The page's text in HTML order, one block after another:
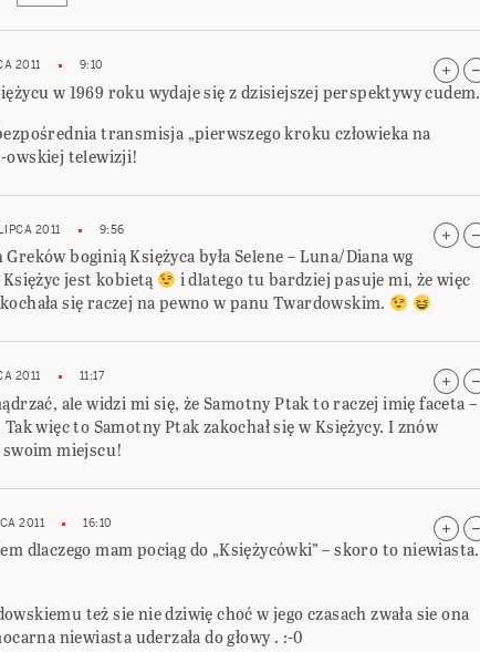
2011 9:10
w 1969 roku wydaje się z dzisiejszej perspektywy cudem.
transmisja „pierwszego kroku człowieka na
owskiej telewizji!
2011 9:56
boginią Księżyca była Selene – Luna/Diana wg
jest kobietą
i dlatego tu bardziej pasuje mi, że więc
się raczej na pewno w panu Twardowskim.
2011 11:17
ale widzi mi się, że Samotny Ptak to raczej imię faceta –
więc to Samotny Ptak zakochał się w Księżycy. I znów
miejscu!
2011 16:10
dlaczego mam pociąg do „Księżycówki” – skoro to niewiasta.
też sie nie dziwię choć w jego czasach zwała sie ona
niewiasta uderzała do głowy . :-0